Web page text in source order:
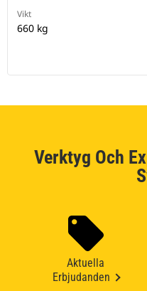
Vikt
660 kg
Verktyg Och
Aktuella
Erbjudanden